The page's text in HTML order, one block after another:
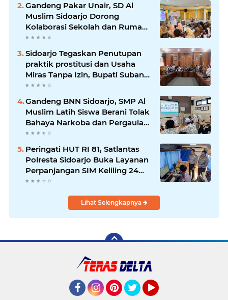
Gandeng Pakar Unair, SD Al
Muslim Sidoarjo Dorong
Kolaborasi Sekolah dan Rumah
Demi Tumbuh Kembang Anak.
Sidoarjo Tegaskan Penutupan
praktik prostitusi dan Usaha
Miras Tanpa Izin, Bupati Subandi
dan Forkopimda Siap Turun ke
Lapangan.
Gandeng BNN Sidoarjo, SMP Al
Muslim Latih Siswa Berani Tolak
Bahaya Narkoba dan Pergaulan
Bebas.
Peringati HUT RI 81, Satlantas
Polresta Sidoarjo Buka Layanan
Perpanjangan SIM Keliling 24
Jam Nonstop Selama 17 Hari.
Lihat Selengkapnya